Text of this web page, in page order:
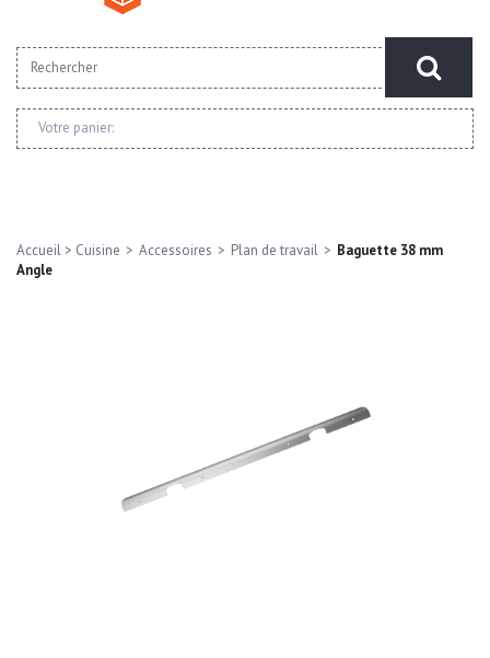
Votre panier:
Accueil > Cuisine > Accessoires > Plan de travail > Baguette 38 mm
Angle